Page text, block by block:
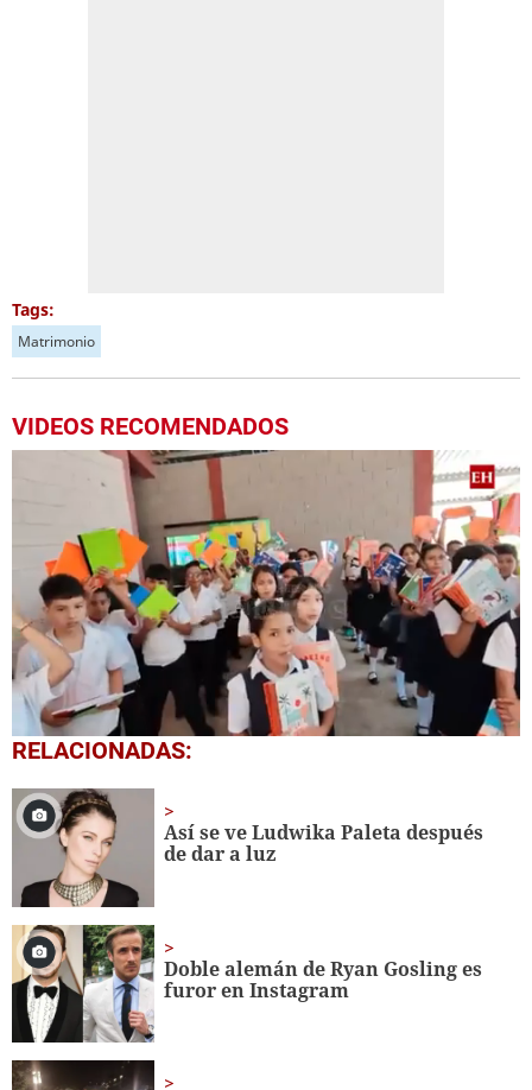
Tags:
Matrimonio
VIDEOS RECOMENDADOS
0
seconds
1
minute,
56
seconds
RELACIONADAS:
Así se ve Ludwika Paleta después
de dar a luz
Doble alemán de Ryan Gosling es
furor en Instagram